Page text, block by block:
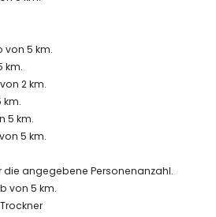
Jávea), Kirche (Iglesia Virgen del
(Molinos de Viento, Jávea), Denkmal
Gebäude (Histórico
Ort (Pueblo de Jávea) (innerhalb
Unterkunft)
(innerhalb von 25 Kilometern der
Kajakfahren, Angeln, Tauchen,
(innerhalb von 5 Kilometern der
von 5 km.
km.
2 km.
km.
5 km.
5 km.
die angegebene Personenanzahl.
von 5 km.